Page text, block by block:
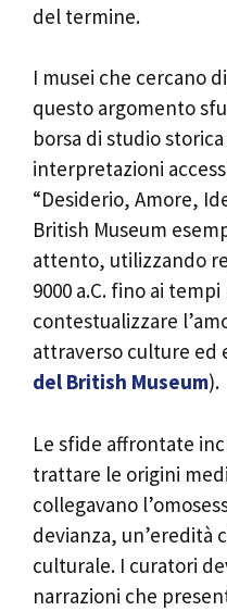
del termine.
I musei che cercano
questo argomento
borsa di studio
interpretazioni
“Desiderio, Amore,
British Museum
attento, utilizzando
9000 a.C. fino ai
contestualizzare
attraverso culture ed
del British Museum).
Le sfide affrontate
trattare le origini
collegavano
devianza, un’eredità
culturale. I curatori
narrazioni che